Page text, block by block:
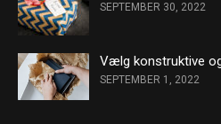
SEPTEMBER 30, 2022
Vælg konstruktive
SEPTEMBER 1, 2022